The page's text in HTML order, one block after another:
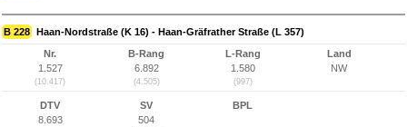
B 228 Haan-Nordstraße (K 16) - Haan-Gräfrather Straße (L 357)
Nr.
1.527
(10.417)
B-Rang
6.892
(4.505)
L-Rang
1.580
(997)
Land
NW
DTV
8.693
SV
504
BPL